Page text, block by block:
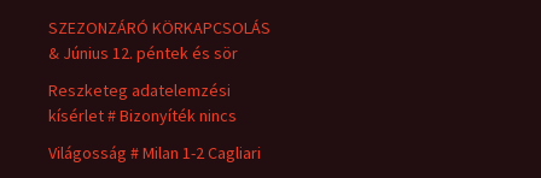
SZEZONZÁRÓ KÖRKAPCSOLÁS
& Június 12. péntek és sör
Reszketeg adatelemzési
kísérlet # Bizonyíték nincs
Világosság # Milan 1-2 Cagliari